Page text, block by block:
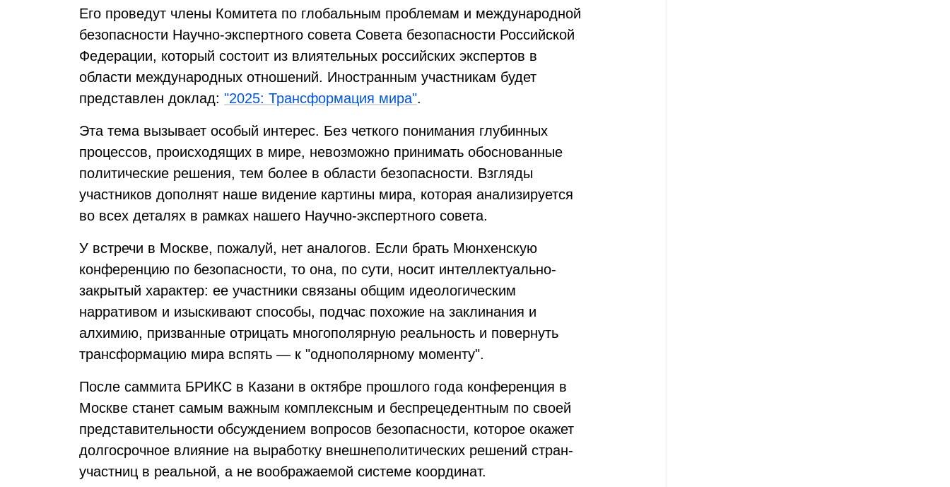
Его проведут члены Комитета по глобальным проблемам и международной
безопасности Научно-экспертного совета Совета безопасности Российской
Федерации, который состоит из влиятельных российских экспертов в
области международных отношений. Иностранным участникам будет
представлен доклад: "2025: Трансформация мира".
Эта тема вызывает особый интерес. Без четкого понимания глубинных
процессов, происходящих в мире, невозможно принимать обоснованные
политические решения, тем более в области безопасности. Взгляды
участников дополнят наше видение картины мира, которая анализируется
во всех деталях в рамках нашего Научно-экспертного совета.
У встречи в Москве, пожалуй, нет аналогов. Если брать Мюнхенскую
конференцию по безопасности, то она, по сути, носит интеллектуально-
закрытый характер: ее участники связаны общим идеологическим
нарративом и изыскивают способы, подчас похожие на заклинания и
алхимию, призванные отрицать многополярную реальность и повернуть
трансформацию мира вспять — к "однополярному моменту".
После саммита БРИКС в Казани в октябре прошлого года конференция в
Москве станет самым важным комплексным и беспрецедентным по своей
представительности обсуждением вопросов безопасности, которое окажет
долгосрочное влияние на выработку внешнеполитических решений стран-
участниц в реальной, а не воображаемой системе координат.